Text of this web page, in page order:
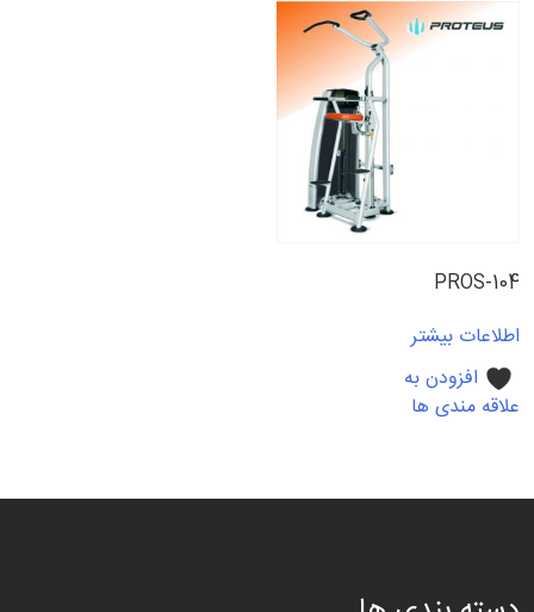
PROS-104
اطلاعات بیشتر
افزودن به
علاقه مندی ها